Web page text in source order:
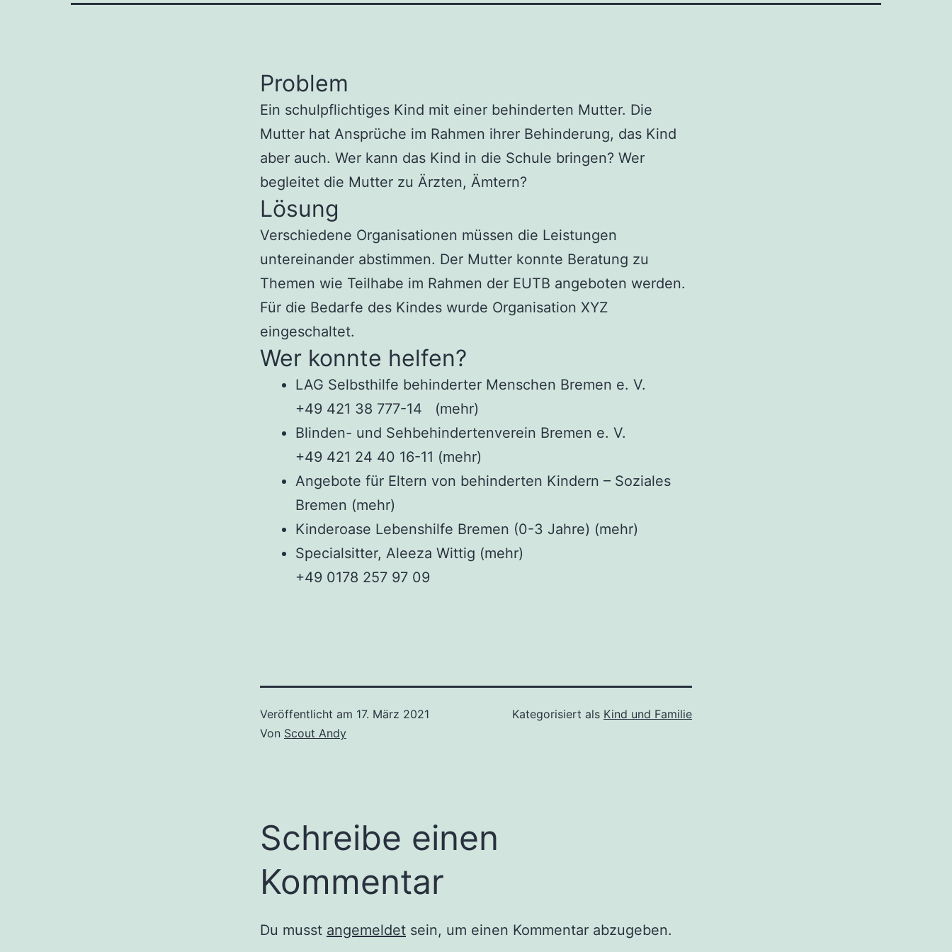
Problem
Ein schulpflichtiges Kind mit einer behinderten Mutter. Die
Mutter hat Ansprüche im Rahmen ihrer Behinderung, das Kind
aber auch. Wer kann das Kind in die Schule bringen? Wer
begleitet die Mutter zu Ärzten, Ämtern?
Lösung
Verschiedene Organisationen müssen die Leistungen
untereinander abstimmen. Der Mutter konnte Beratung zu
Themen wie Teilhabe im Rahmen der EUTB angeboten werden.
Für die Bedarfe des Kindes wurde Organisation XYZ
eingeschaltet.
Wer konnte helfen?
LAG Selbsthilfe behinderter Menschen Bremen e. V.
+49 421 38 777-14 (mehr)
Blinden- und Sehbehindertenverein Bremen e. V.
+49 421 24 40 16-11 (mehr)
Angebote für Eltern von behinderten Kindern – Soziales
Bremen (mehr)
Kinderoase Lebenshilfe Bremen (0-3 Jahre) (mehr)
Specialsitter, Aleeza Wittig (mehr)
+49 0178 257 97 09
Veröffentlicht am 17. März 2021
Von Scout Andy
Kategorisiert als Kind und Familie
Schreibe einen
Kommentar
Du musst angemeldet sein, um einen Kommentar abzugeben.